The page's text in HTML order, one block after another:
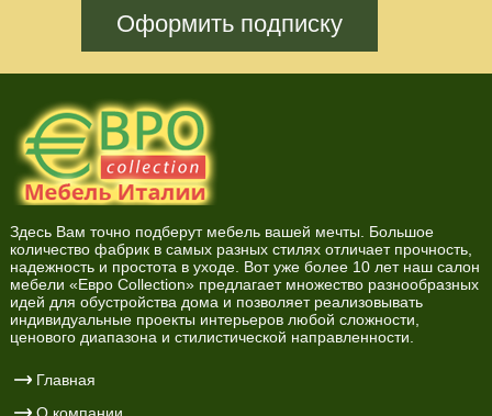
Оформить подписку
Здесь Вам точно подберут мебель вашей мечты. Большое
количество фабрик в самых разных стилях отличает прочность,
надежность и простота в уходе. Вот уже более 10 лет наш салон
мебели «Евро Collection» предлагает множество разнообразных
идей для обустройства дома и позволяет реализовывать
индивидуальные проекты интерьеров любой сложности,
ценового диапазона и стилистической направленности.
Главная
О компании